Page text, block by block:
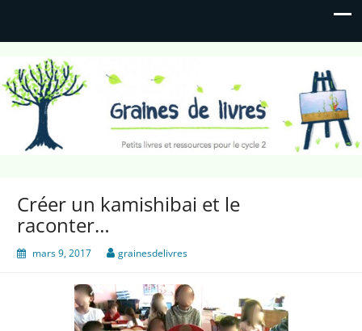
Graines de livres
Petits livres et ressources pour le cycle 2
Créer un kamishibai et le
raconter…
mars 9, 2017 grainesdelivres